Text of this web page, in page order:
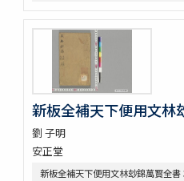
長恨歌 1巻坿傳1巻琵琶行1巻野馬
一宮巡詣記抜粹 2巻 (存1巻)
花街漫録 2巻
北女閭起原 3巻
日蓮聖人註画畫讃 5巻
をりをりくさ 4巻
増補洞房語園 2巻
高尾考
中家實録 (存19巻)
改元定記
新板全補天下便用文林
劉 子明
安正堂
新板全補天下便用文林玅錦萬寳全